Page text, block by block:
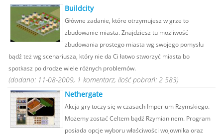
Buildcity
Główne zadanie, które otrzymujesz w grze to
zbudowanie miasta. Znajdziesz tu możliwość
zbudowania prostego miasta wg swojego pomysłu
bądź też wg scenariusza, który nie da Ci łatwo stworzyć miasta bo
spotkasz po drodze wiele różnych problemów.
(dodano: 11-08-2009, 1 komentarz, ilość pobrań: 2 583)
Nethergate
Akcja gry toczy się w czasach Imperium Rzymskiego.
Możemy zostać Celtem bądź Rzymianinem. Program
posiada opcje wyboru właściwości wojownika oraz